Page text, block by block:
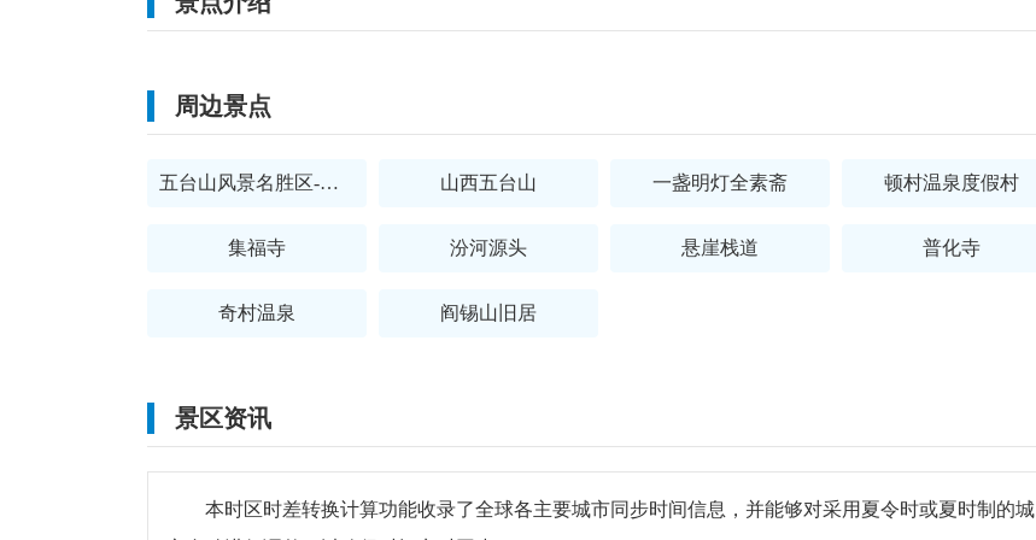
周边景点
五台山风景名胜区-菩萨顶 ​山西五台山 一盏明灯全素斋 顿村温泉度假村
集福寺 汾河源头 悬崖栈道 普化寺
奇村温泉 阎锡山旧居
景区资讯
本时区时差转换计算功能收录了全球各主要城市同步时间信息，并能够对采用夏令时或夏时制的城